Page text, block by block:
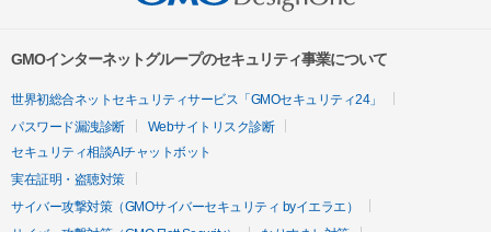
GMOインターネットグループのセキュリティ事業について
世界初総合ネットセキュリティサービス「GMOセキュリティ24」
パスワード漏洩診断
Webサイトリスク診断
セキュリティ相談AIチャットボット
実在証明・盗聴対策
サイバー攻撃対策（GMOサイバーセキュリティ byイエラエ）